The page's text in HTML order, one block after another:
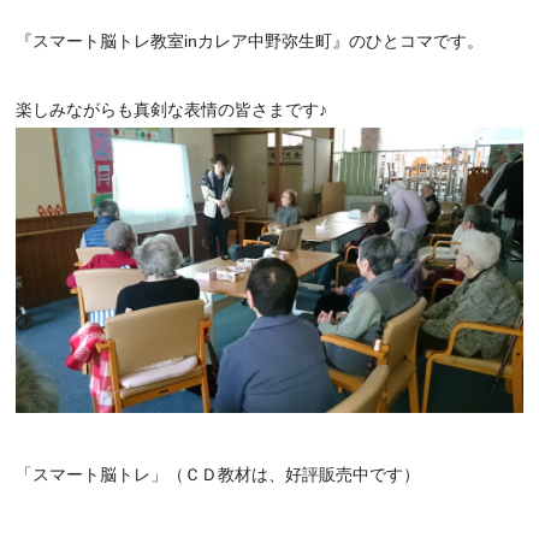
『スマート脳トレ教室inカレア中野弥生町』のひとコマです。
楽しみながらも真剣な表情の皆さまです♪
「スマート脳トレ」（ＣＤ教材は、好評販売中です）